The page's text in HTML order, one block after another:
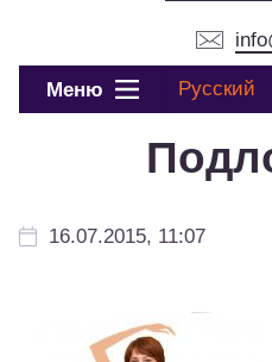
Меню Русский
16.07.2015, 11:07